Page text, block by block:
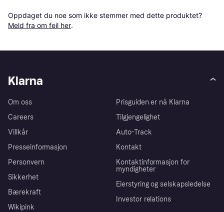
Oppdaget du noe som ikke stemmer med dette produktet?
Meld fra om feil her.
Klarna
Om oss
Careers
Villkår
Presseinformasjon
Personvern
Sikkerhet
Bærekraft
Wikipink
Prisguiden er nå Klarna
Tilgjengelighet
Auto-Track
Kontakt
Kontaktinformasjon for
myndigheter
Eierstyring og selskapsledelse
Investor relations